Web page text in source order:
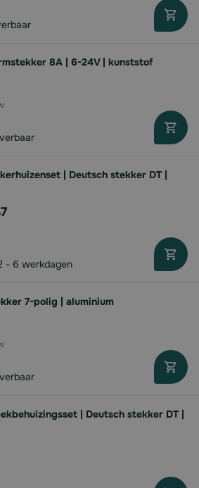
8A | 6-24V | kunststof
| Deutsch stekker DT |
- 6 werkdagen
7-polig | aluminium
| Deutsch stekker DT |